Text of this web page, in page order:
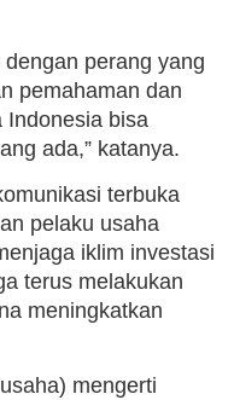
perang yang
pemahaman dan
Indonesia bisa
ada,” katanya.
terbuka
pelaku usaha
iklim investasi
terus melakukan
meningkatkan
mengerti